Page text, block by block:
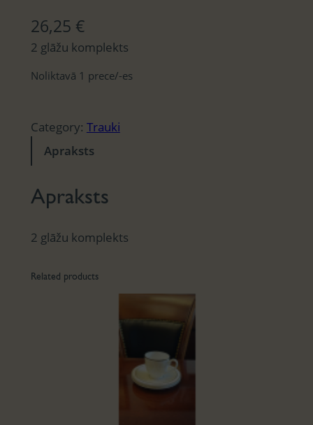
26,25 €
2 glāžu komplekts
Noliktavā 1 prece/-es
Category: Trauki
Apraksts
Apraksts
2 glāžu komplekts
Related products